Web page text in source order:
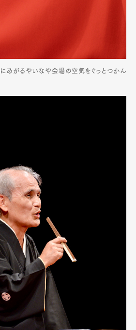
あがるやいなや会場の空気をぐっとつかん